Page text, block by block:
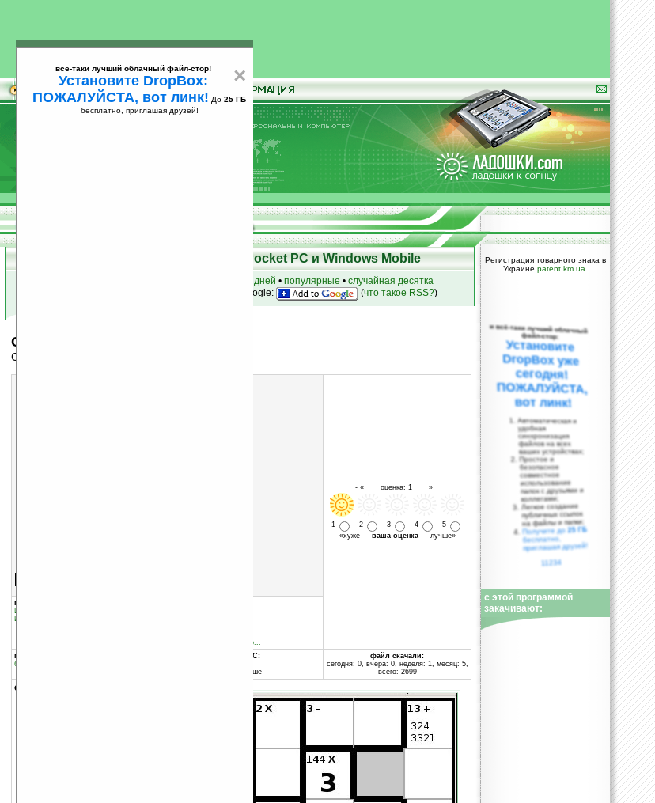
25
Скачать программы для КПК Pocket PC и Windows Mobile
за 7 дней • популярные • случайная десятка
на Google: (что такое RSS?)
CalcuDoku v2.0
Судоку с генератором пазлов
- « оценка: 1 » +
1 2 3 4
5
«хуже ваша оценкалучше»
группы программы:
Игры
Игры
calcudoku.windkracht8.co...
программа:
бесплатная
совместима с Pocket PC:
Windows Mobile 5.0 и выше
файл скачали:
сегодня: 0, вчера: 0, неделя: 1, месяц: 5,
всего: 2699
описание:
Регистрация товарного знака в
Украине patent.km.ua
×
всё-таки лучший облачный файл-стор!
Установите DropBox:
ПОЖАЛУЙСТА, вот линк! До 25 ГБ
бесплатно, приглашая друзей!
и всё-таки лучший облачный
файл-стор:
Установите
DropBox уже
сегодня!
ПОЖАЛУЙСТА,
вот линк!
Автоматическая и
удобная
синхронизация
файлов на всех
ваших устройствах;
Простое и
безопасное
совместное
использование
папок с друзьями и
коллегами;
Легкое создание
публичных ссылок
на файлы и папки;
Получите до25 ГБ
бесплатно,
приглашая друзей!
11234
с этой программой
закачивают: